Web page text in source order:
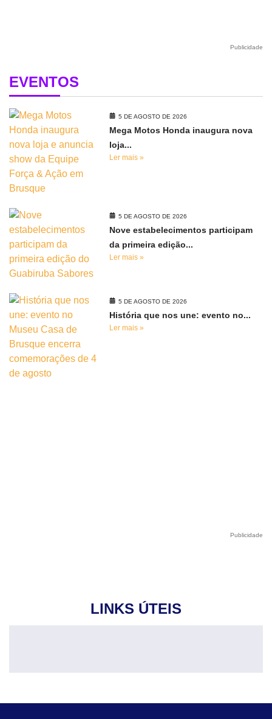
Publicidade
EVENTOS
5 DE AGOSTO DE 2026
Mega Motos Honda inaugura nova
loja...
Ler mais »
5 DE AGOSTO DE 2026
Nove estabelecimentos participam
da primeira edição...
Ler mais »
5 DE AGOSTO DE 2026
História que nos une: evento no...
Ler mais »
Publicidade
LINKS ÚTEIS